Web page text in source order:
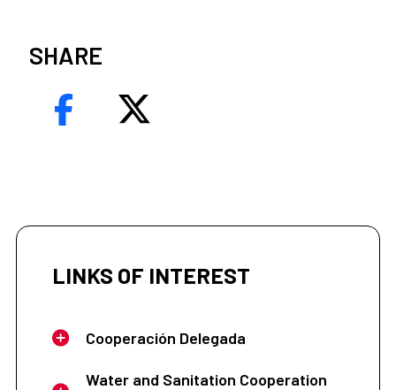
SHARE
LINKS OF INTEREST
Cooperación Delegada
Water and Sanitation Cooperation